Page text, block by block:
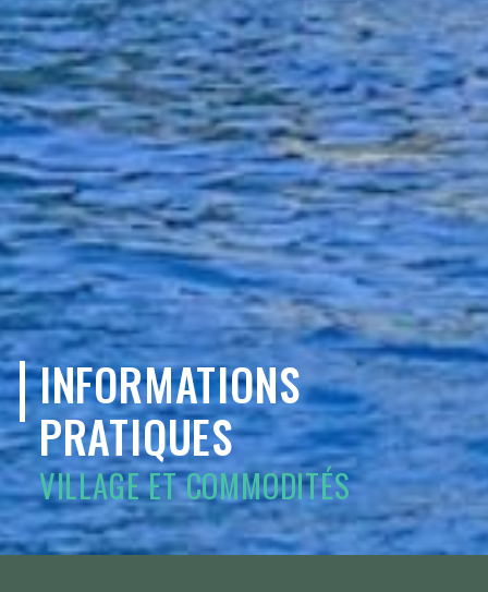
INFORMATIONS
PRATIQUES
VILLAGE ET COMMODITÉS